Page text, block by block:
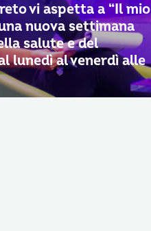
vi aspetta a “Il mio
nuova settimana
salute e del
lunedì al venerdì alle